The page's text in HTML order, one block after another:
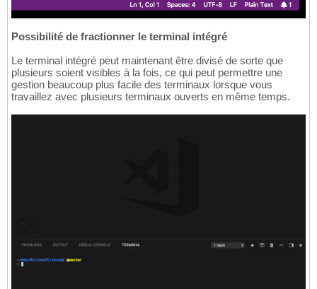
Possibilité de fractionner le terminal intégré
Le terminal intégré peut maintenant être divisé de sorte que
plusieurs soient visibles à la fois, ce qui peut permettre une
gestion beaucoup plus facile des terminaux lorsque vous
travaillez avec plusieurs terminaux ouverts en même temps.